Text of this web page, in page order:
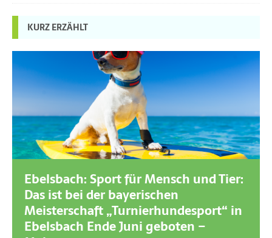
KURZ ERZÄHLT
Ebelsbach: Sport für Mensch und Tier:
Das ist bei der bayerischen
Meisterschaft „Turnierhundesport“ in
Ebelsbach Ende Juni geboten –